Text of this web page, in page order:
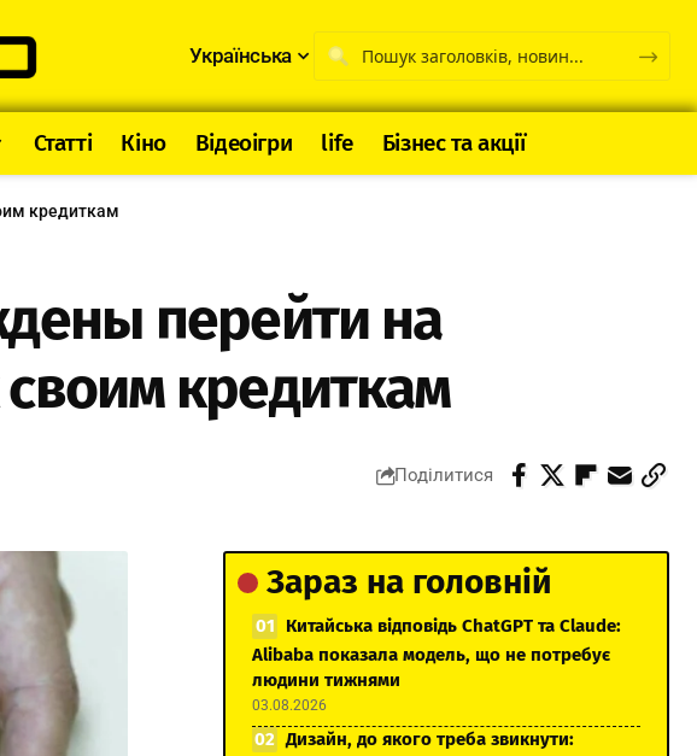
Українська
Статті Кіно Відеоігри life Бізнес та акції
кредиткам
перейти на
кредиткам
Поділитися
Зараз на головній
Китайська відповідь ChatGPT та Claude:
Alibaba показала модель, що не потребує
людини тижнями
03.08.2026
Дизайн, до якого треба звикнути: